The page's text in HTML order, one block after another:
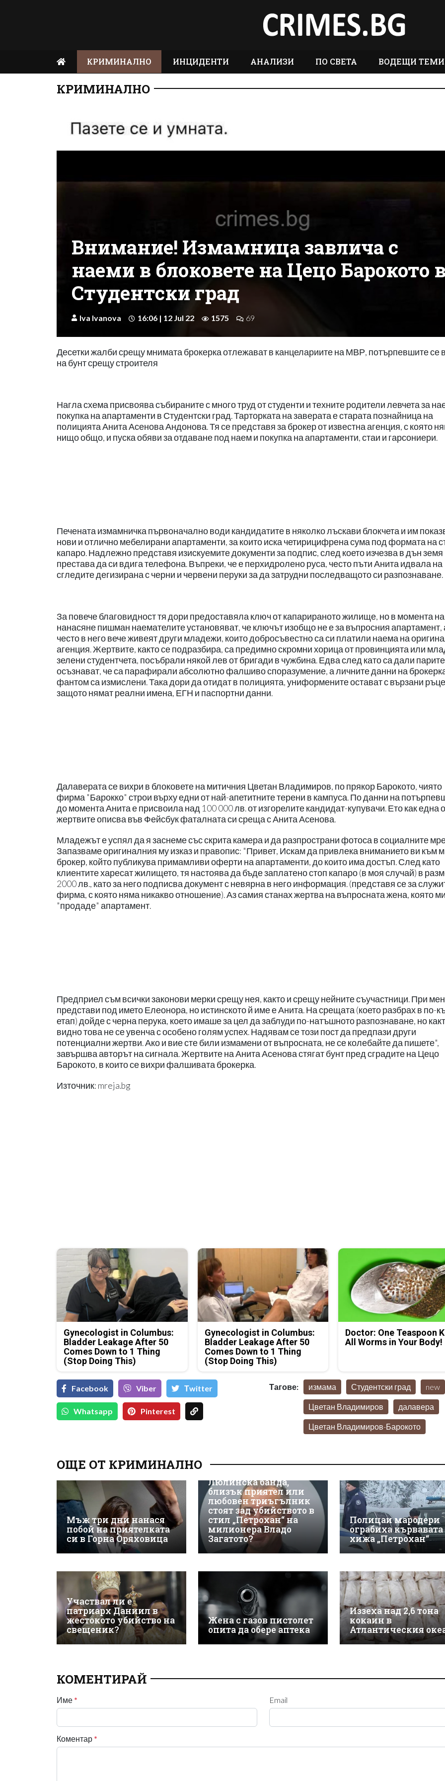
КРИМИНАЛНО ИНЦИДЕНТИ АНАЛИЗИ ПО СВЕТА ВОДЕЩИ ТЕМИ
КРИМИНАЛНО
Внимание! Измамница завлича с
наеми в блоковете на Цецо Барокото
Студентски град
Iva Ivanova 16:06 | 12 Jul 22 1575 69
Десетки жалби срещу мнимата брокерка отлежават в канцелариите на МВР, потърпевшите се
на бунт срещу строителя
Нагла схема присвоява събираните с много труд от студенти и техните родители левчета за
покупка на апартаменти в Студентски град. Тарторката на заверата е старата познайница на
полицията Анита Асенова Андонова. Тя се представя за брокер от известна агенция, с която
нищо общо, и пуска обяви за отдаване под наем и покупка на апартаменти, стаи и гарсониери.
Печената измамничка първоначално води кандидатите в няколко лъскави блокчета и им
нови и отлично мебелирани апартаменти, за които иска четирицифрена сума под формата на
капаро. Надлежно представя изискуемите документи за подпис, след което изчезва в дън земя
престава да си вдига телефона. Въпреки, че е перхидролено руса, често пъти Анита идвала на
сгледите дегизирана с черни и червени перуки за да затрудни последващото си разпознаване.
За повече благовидност тя дори предоставяла ключ от капарираното жилище, но в момента на
нанасяне пишман наемателите установяват, че ключът изобщо не е за въпросния апартамент,
често в него вече живеят други младежи, които добросъвестно са си платили наема на
агенция. Жертвите, както се подразбира, са предимно скромни хорица от провинцията или
зелени студентчета, посъбрали някой лев от бригади в чужбина. Едва след като са дали
осъзнават, че са парафирали абсолютно фалшиво споразумение, а личните данни на
фантом са измислени. Така дори да отидат в полицията, униформените остават с вързани
защото нямат реални имена, ЕГН и паспортни данни.
Далаверата се вихри в блоковете на митичния Цветан Владимиров, по прякор Барокото, чиято
фирма "Барокко" строи върху едни от най-апетитните терени в кампуса. По данни на
до момента Анита е присвоила над 100 000 лв. от изгорелите кандидат-купувачи. Ето как една
жертвите описва във Фейсбук фаталната си среща с Анита Асенова.
Младежът е успял да я заснеме със скрита камера и да разпространи фотоса в социалните
Запазваме оригиналния му изказ и правопис: "Привет, Искам да привлека вниманието ви към
брокер, който публикува примамливи оферти на апартаменти, до които има достъп. След като
клиентите харесат жилището, тя настоява да бъде заплатено стоп капаро (в моя случай) в
2000 лв., като за него подписва документ с невярна в него информация. (представя се за
фирма, с която няма никакво отношение). Аз самия станах жертва на въпросната жена, която
"продаде" апартамент.
Предприел съм всички законови мерки срещу нея, както и срещу нейните съучастници. При
представи под името Елеонора, но истинското й име е Анита. На срещата (което разбрах в по-
етап) дойде с черна перука, което имаше за цел да заблуди по-натъшното разпознаване, но
видно това не се увенча с особено голям успех. Надявам се този пост да предпази други
потенциални жертви. Ако и вие сте били измамени от въпросната, не се колебайте да пишете",
завършва авторът на сигнала. Жертвите на Анита Асенова стягат бунт пред сградите на Цецо
Барокото, в които се вихри фалшивата брокерка.
Източник: mreja.bg
Gynecologist in Columbus:
Bladder Leakage After 50
Comes Down to 1 Thing
(Stop Doing This)
Gynecologist in Columbus:
Bladder Leakage After 50
Comes Down to 1 Thing
(Stop Doing This)
Doctor: One Teaspoon
All Worms in Your Body!
Facebook Viber Тwitter
Whatsapp Pinterest
Тагове: измама Студентски град new
Цветан Владимиров далавера
Цветан Владимиров-Барокото
ОЩЕ ОТ КРИМИНАЛНО
Мъж три дни нанася
побой на приятелката
си в Горна Оряховица
Люлинска банда,
близък приятел или
любовен триъгълник
стоят зад убийството в
стил „Петрохан“ на
милионера Владо
Загатото?
Полицаи мародери
ограбиха кървавата
хижа „Петрохан“
Участвал ли е
патриарх Даниил в
жестокото убийство на
свещеник?
Жена с газов пистолет
опита да обере аптека
Иззеха над 2,6 тона
кокаин в
Атлантическия
КОМЕНТИРАЙ
Име * Email
Коментар *